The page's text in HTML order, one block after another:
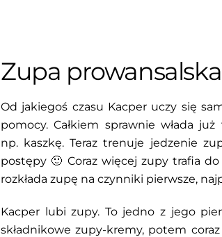
Zupa
Od jakiegoś czasu Kacper uczy się
pomocy. Całkiem sprawnie włada
np. kaszkę. Teraz trenuje jedzenie
postępy 🙂 Coraz więcej zupy trafia
rozkłada zupę na czynniki pierwsze,
Kacper lubi zupy. To jedno z jego
składnikowe zupy-kremy, potem